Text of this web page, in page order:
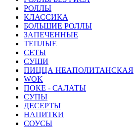
РОЛЛЫ
КЛАССИКА
БОЛЬШИЕ РОЛЛЫ
ЗАПЕЧЕННЫЕ
ТЕПЛЫЕ
СЕТЫ
СУШИ
ПИЦЦА НЕАПОЛИТАНСКАЯ
WOK
ПОКЕ - САЛАТЫ
СУПЫ
ДЕСЕРТЫ
НАПИТКИ
СОУСЫ